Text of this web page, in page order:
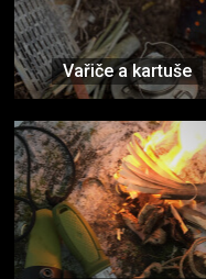
Vařiče a kartuše